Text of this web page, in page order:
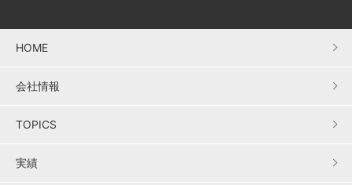
HOME
会社情報
TOPICS
実績